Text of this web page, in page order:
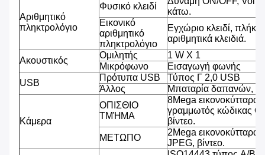
Αριθμητικό
πληκτρολόγιο
Φυσικό κλειδί
κάτω.
Εικονικό
αριθμητικό
πληκτρολόγιο
Εγχώριο κλειδί,
αριθμητικά κλειδιά.
Ακουστικός
Ομιλητής
1 W Χ 1
Μικρόφωνο
Εισαγωγή φωνής
USB
Πρότυπα USB
Τύπος Γ 2,0 USB
Άλλος
Μπαταρία δαπανών,
Κάμερα
ΟΠΙΣΘΙΟ
ΤΜΉΜΑ
8Mega εικονοκύτταρα,
γραμμωτός κώδικας
βίντεο.
ΜΕΤΩΠΟ
2Mega εικονοκύτταρα,
JPEG, βίντεο.